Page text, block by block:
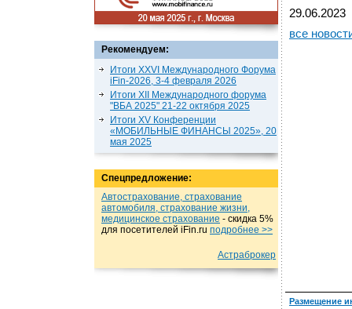
Рекомендуем:
Итоги XXVI Международного Форума
iFin-2026, 3-4 февраля 2026
Итоги XII Международного форума
"ВБА 2025" 21-22 октября 2025
Итоги XV Конференции
«МОБИЛЬНЫЕ ФИНАНСЫ 2025», 20
мая 2025
Спецпредложение:
Автострахование, страхование
автомобиля, страхование жизни,
медицинское страхование - cкидка 5%
для посетителей iFin.ru подробнеe >>
Астраброкер
29.06.2023
все
Размещение